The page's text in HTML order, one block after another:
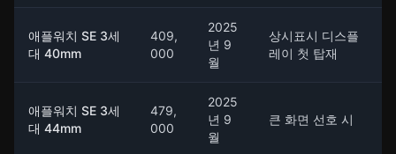
애플워치 SE 3세
대 40mm
409,
000
2025
년 9
월
상시표시 디스플
레이 첫 탑재
애플워치 SE 3세
대 44mm
479,
000
2025
년 9
월
큰 화면 선호 시